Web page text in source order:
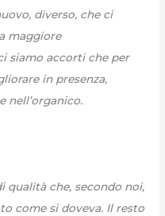
diverso, che ci
maggiore
siamo accorti che per
in presenza,
nell’organico.
qualità che, secondo noi,
come si doveva. Il resto